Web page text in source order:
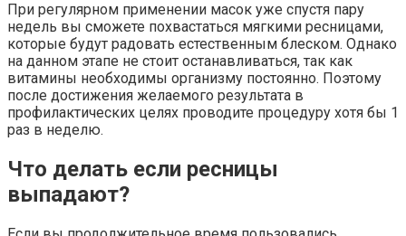
При регулярном применении масок уже спустя пару
недель вы сможете похвастаться мягкими ресницами,
которые будут радовать естественным блеском. Однако
на данном этапе не стоит останавливаться, так как
витамины необходимы организму постоянно. Поэтому
после достижения желаемого результата в
профилактических целях проводите процедуру хотя бы 1
раз в неделю.
Что делать если ресницы
выпадают?